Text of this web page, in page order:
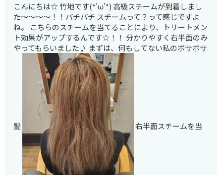
こんにちは☆ 竹地です(*’ω’*) 高級スチームが到着しまし
た～～～～！！パチパチ スチームって？って感じですよ
ね。 こちらのスチームを当てることにより、トリートメン
ト効果がアップするんです☆！！ 分かりやすく右半面のみ
やってもらいました♪ まずは、何もしてない私のボサボサ
髪 右半面スチームを当